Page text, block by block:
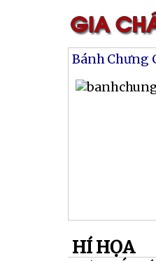
Bánh Chưng
HÍ HỌA